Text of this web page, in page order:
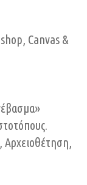
Canvas &
Αρχειοθέτηση,